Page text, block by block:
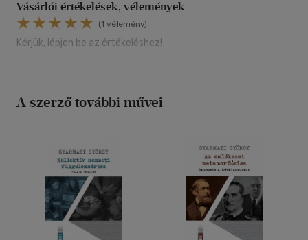
Vásárlói értékelések, vélemények
(1 vélemény)
Kérjük, lépjen be az értékeléshez!
A szerző további művei